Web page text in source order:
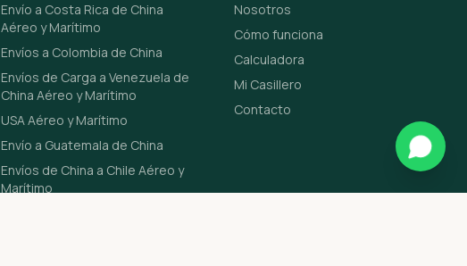
Envío a Costa Rica de China
Aéreo y Marítimo
Envíos a Colombia de China
Envíos de Carga a Venezuela de
China Aéreo y Marítimo
USA Aéreo y Marítimo
Envío a Guatemala de China
Envíos de China a Chile Aéreo y
Marítimo
Nosotros
Cómo funciona
Calculadora
Mi Casillero
Contacto